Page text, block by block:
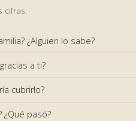
cifras:
¿Alguien lo sabe?
a ti?
cubrirlo?
pasó?